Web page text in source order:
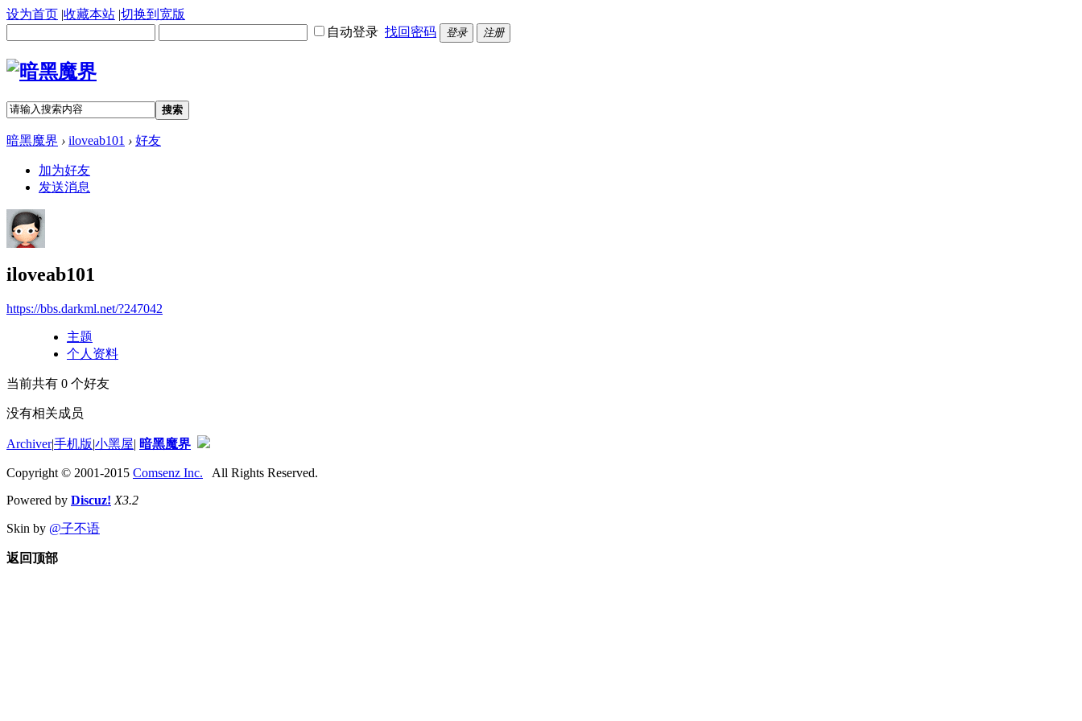
设为首页 |收藏本站 |切换到宽版
自动登录 找回密码 登录 注册
搜索
暗黑魔界 › iloveab101 › 好友
加为好友
发送消息
iloveab101
https://bbs.darkml.net/?247042
主题
个人资料
当前共有 0 个好友
没有相关成员
Archiver|手机版|小黑屋| 暗黑魔界
Copyright © 2001-2015 Comsenz Inc. All Rights Reserved.
Powered by Discuz! X3.2
Skin by @子不语
返回顶部